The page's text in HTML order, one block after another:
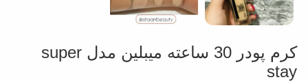
کرم پودر 30 ساعته میبلین مدل super
stay